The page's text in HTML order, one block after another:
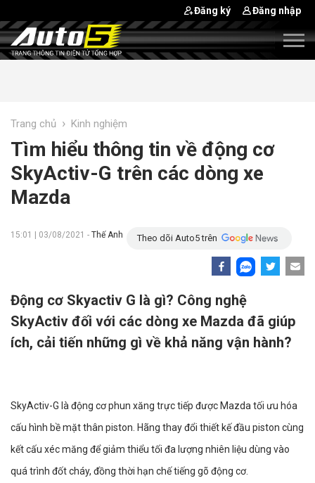
Đăng ký Đăng nhập
Trang chủ › Kinh nghiệm
Tìm hiểu thông tin về động cơ
SkyActiv-G trên các dòng xe
Mazda
15:01 | 03/08/2021 - Thế Anh Theo dõi Auto5 trên
Động cơ Skyactiv G là gì? Công nghệ
SkyActiv đối với các dòng xe Mazda đã giúp
ích, cải tiến những gì về khả năng vận hành?
SkyActiv-G là động cơ phun xăng trực tiếp được Mazda tối ưu hóa
cấu hình bề mặt thân piston. Hãng thay đổi thiết kế đầu piston cùng
kết cấu xéc măng để giảm thiểu tối đa lượng nhiên liệu dùng vào
quá trình đốt cháy, đồng thời hạn chế tiếng gõ động cơ.